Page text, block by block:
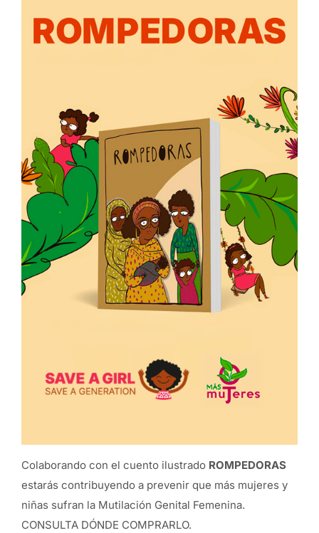
Colaborando con el cuento ilustrado ROMPEDORAS
estarás contribuyendo a prevenir que más mujeres y
niñas sufran la Mutilación Genital Femenina.
CONSULTA DÓNDE COMPRARLO.